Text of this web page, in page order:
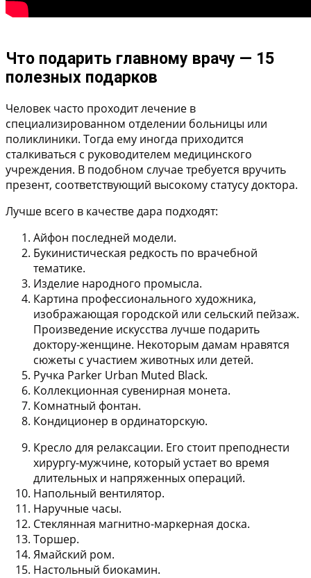
Что подарить главному врачу — 15
полезных подарков
Человек часто проходит лечение в
специализированном отделении больницы или
поликлиники. Тогда ему иногда приходится
сталкиваться с руководителем медицинского
учреждения. В подобном случае требуется вручить
презент, соответствующий высокому статусу доктора.
Лучше всего в качестве дара подходят:
Айфон последней модели.
Букинистическая редкость по врачебной
тематике.
Изделие народного промысла.
Картина профессионального художника,
изображающая городской или сельский пейзаж.
Произведение искусства лучше подарить
доктору-женщине. Некоторым дамам нравятся
сюжеты с участием животных или детей.
Ручка Parker Urban Muted Black.
Коллекционная сувенирная монета.
Комнатный фонтан.
Кондиционер в ординаторскую.
Кресло для релаксации. Его стоит преподнести
хирургу-мужчине, который устает во время
длительных и напряженных операций.
Напольный вентилятор.
Наручные часы.
Стеклянная магнитно-маркерная доска.
Торшер.
Ямайский ром.
Настольный биокамин.